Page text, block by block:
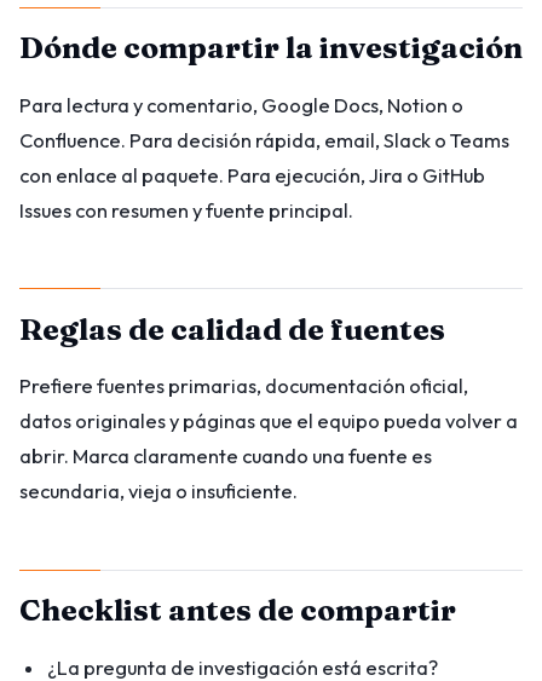
Dónde compartir la investigación
Para lectura y comentario, Google Docs, Notion o
Confluence. Para decisión rápida, email, Slack o Teams
con enlace al paquete. Para ejecución, Jira o GitHub
Issues con resumen y fuente principal.
Reglas de calidad de fuentes
Prefiere fuentes primarias, documentación oficial,
datos originales y páginas que el equipo pueda volver a
abrir. Marca claramente cuando una fuente es
secundaria, vieja o insuficiente.
Checklist antes de compartir
¿La pregunta de investigación está escrita?